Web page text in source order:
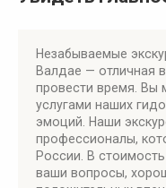
Незабываемые
Валдае — отличная
провести время. Вы
услугами наших
эмоций. Наши
профессионалы,
России. В
ваши вопросы,